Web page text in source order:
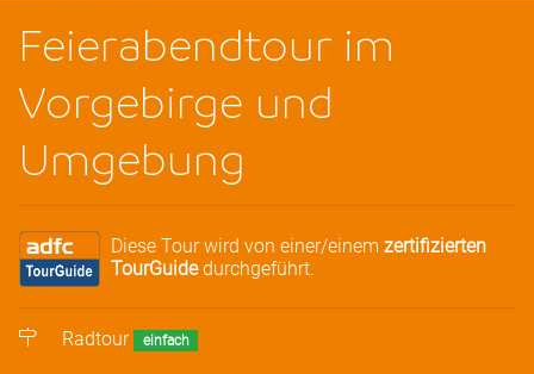
Feierabendtour im
Vorgebirge und
Umgebung
Diese Tour wird von einer/einem zertifizierten
TourGuidedurchgeführt.
Radtour einfach